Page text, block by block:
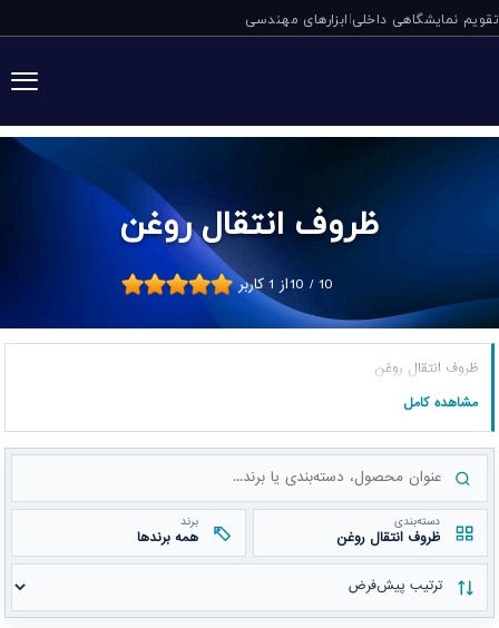
تقویم نمایشگاهی داخلی|ابزارهای مهندسی
ظروف انتقال روغن
10 / 10 از 1کاربر
ظروف انتقال روغن
مشاهده کامل
جست‌وجوی محصول
دسته‌بندی
ظروف انتقال روغن
برند
همه برندها
مرتب‌سازی محصولات